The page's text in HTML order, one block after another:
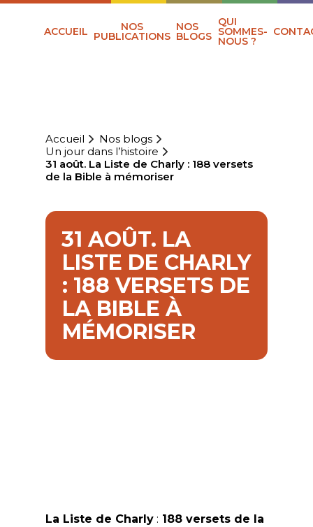
ACCUEIL NOS
PUBLICATIONS
NOS
BLOGS
QUI
SOMMES-
NOUS ?
Accueil
Nos blogs
Un jour dans l’histoire
31 août. La Liste de Charly : 188 versets
de la Bible à mémoriser
31 AOÛT. LA
LISTE DE CHARLY
: 188 VERSETS DE
LA BIBLE À
MÉMORISER
La Liste de Charly: 188 versets de la